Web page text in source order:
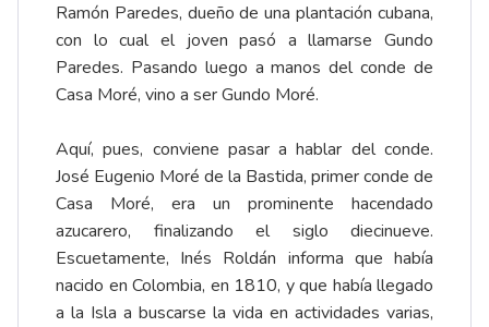
Ramón Paredes, dueño de una plantación cubana,
con lo cual el joven pasó a llamarse Gundo
Paredes. Pasando luego a manos del conde de
Casa Moré, vino a ser Gundo Moré.
Aquí, pues, conviene pasar a hablar del conde.
José Eugenio Moré de la Bastida, primer conde de
Casa Moré, era un prominente hacendado
azucarero, finalizando el siglo diecinueve.
Escuetamente, Inés Roldán informa que había
nacido en Colombia, en 1810, y que había llegado
a la Isla a buscarse la vida en actividades varias,